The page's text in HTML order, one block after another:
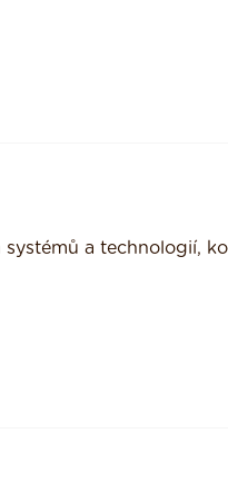
systémů a technologií,